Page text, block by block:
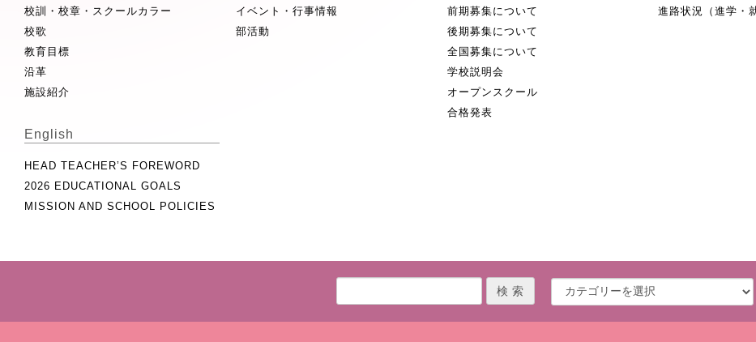
校訓・校章・スクールカラー
校歌
教育目標
沿革
施設紹介
イベント・行事情報
部活動
前期募集について
後期募集について
全国募集について
学校説明会
オープンスクール
合格発表
進路状況（進学・
English
HEAD TEACHER’S FOREWORD
2026 EDUCATIONAL GOALS
MISSION AND SCHOOL POLICIES